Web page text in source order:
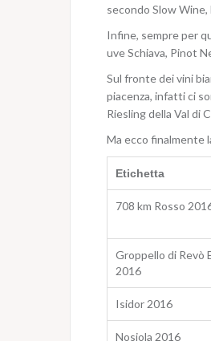
secondo Slow
Infine, sempre per
uve Schiava, Pinot
Sul fronte dei vini
piacenza, infatti ci
Riesling della Val di
Ma ecco finalmente
Etichetta
708 km Rosso
Groppello di Revò
2016
Isidor 2016
Nosiola 2016